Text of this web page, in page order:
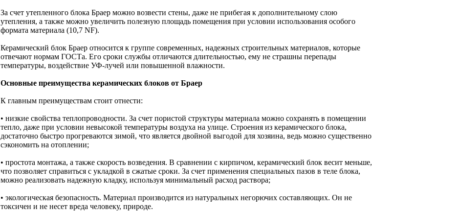
За счет утепленного блока Браер можно возвести стены, даже не прибегая к дополнительному слою
утепления, а также можно увеличить полезную площадь помещения при условии использования особого
формата материала (10,7 NF).
Керамический блок Браер относится к группе современных, надежных строительных материалов, которые
отвечают нормам ГОСТа. Его сроки службы отличаются длительностью, ему не страшны перепады
температуры, воздействие УФ-лучей или повышенной влажности.
Основные преимущества керамических блоков от Браер
К главным преимуществам стоит отнести:
• низкие свойства теплопроводности. За счет пористой структуры материала можно сохранять в помещении
тепло, даже при условии невысокой температуры воздуха на улице. Строения из керамического блока,
достаточно быстро прогреваются зимой, что является двойной выгодой для хозяина, ведь можно существенно
сэкономить на отоплении;
• простота монтажа, а также скорость возведения. В сравнении с кирпичом, керамический блок весит меньше,
что позволяет справиться с укладкой в сжатые сроки. За счет применения специальных пазов в теле блока,
можно реализовать надежную кладку, используя минимальный расход раствора;
• экологическая безопасность. Материал производится из натуральных негорючих составляющих. Он не
токсичен и не несет вреда человеку, природе.